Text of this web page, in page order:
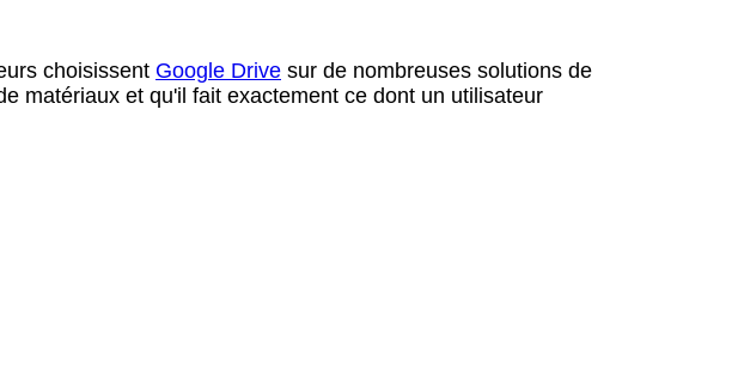
choisissent Google Drive sur de nombreuses solutions de
matériaux et qu'il fait exactement ce dont un utilisateur